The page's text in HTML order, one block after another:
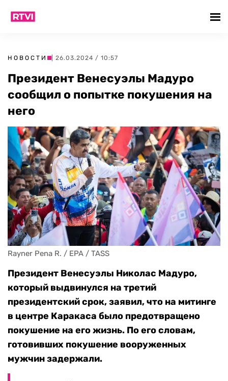
НОВОСТИ | 26.03.2024 / 10:57
Президент Венесуэлы Мадуро
сообщил о попытке покушения на
него
Rayner Pena R. / EPA / TASS
Президент Венесуэлы Николас Мадуро,
который выдвинулся на третий
президентский срок, заявил, что на митинге
в центре Каракаса было предотвращено
покушение на его жизнь. По его словам,
готовивших покушение вооруженных
мужчин задержали.